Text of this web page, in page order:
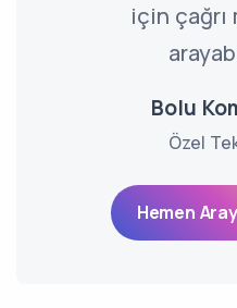
için çağrı
Bolu
Özel
Hemen